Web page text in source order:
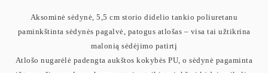
Aksominė sėdynė, 5,5 cm storio didelio tankio poliuretanu
paminkštinta sėdynės pagalvė, patogus atlošas – visa tai užtikrina
malonią sėdėjimo patirtį
Atlošo nugarėlė padengta aukštos kokybės PU, o sėdynė pagaminta